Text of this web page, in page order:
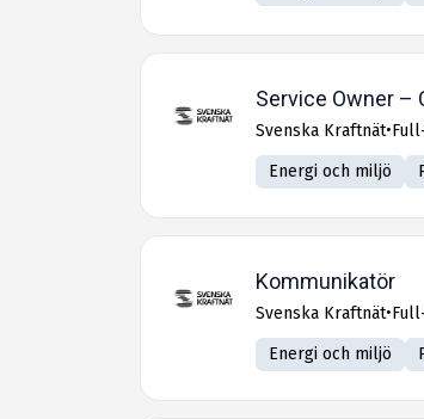
Service Owner –
Svenska Kraftnät•
Energi och miljö
Kommunikatör
Svenska Kraftnät•
Energi och miljö